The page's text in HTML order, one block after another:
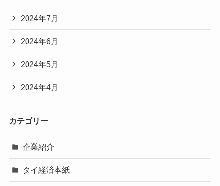
2024年7月
2024年6月
2024年5月
2024年4月
カテゴリー
企業紹介
タイ経済本紙